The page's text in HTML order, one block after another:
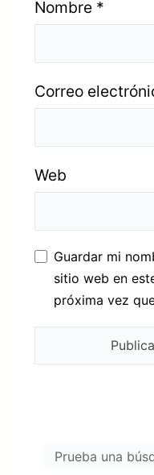
Nombre *
Correo
Web
Guardar mi
sitio web en
próxima vez
Search